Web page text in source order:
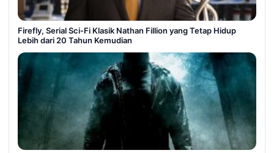
Firefly, Serial Sci-Fi Klasik Nathan Fillion yang Tetap Hidup
Lebih dari 20 Tahun Kemudian